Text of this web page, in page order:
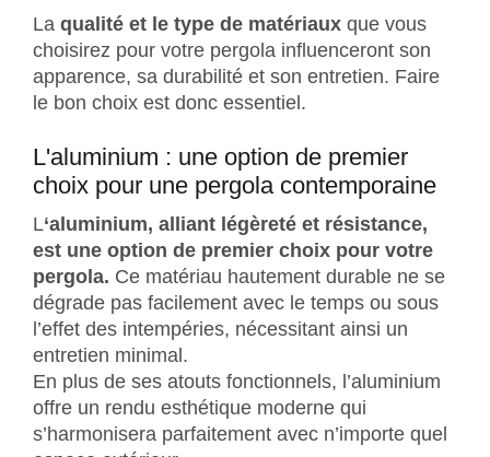
La qualité et le type de matériaux que vous
choisirez pour votre pergola influenceront son
apparence, sa durabilité et son entretien. Faire
le bon choix est donc essentiel.
L'aluminium : une option de premier
choix pour une pergola contemporaine
L‘aluminium, alliant légèreté et résistance,
est une option de premier choix pour votre
pergola. Ce matériau hautement durable ne se
dégrade pas facilement avec le temps ou sous
l’effet des intempéries, nécessitant ainsi un
entretien minimal.
En plus de ses atouts fonctionnels, l’aluminium
offre un rendu esthétique moderne qui
s’harmonisera parfaitement avec n’importe quel